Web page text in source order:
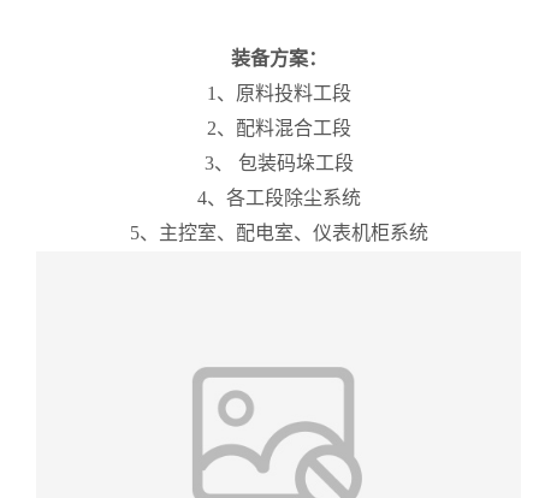
装备方案：
1、原料投料工段
2、配料混合工段
3、 包装码垛工段
4、各工段除尘系统
5、主控室、配电室、仪表机柜系统